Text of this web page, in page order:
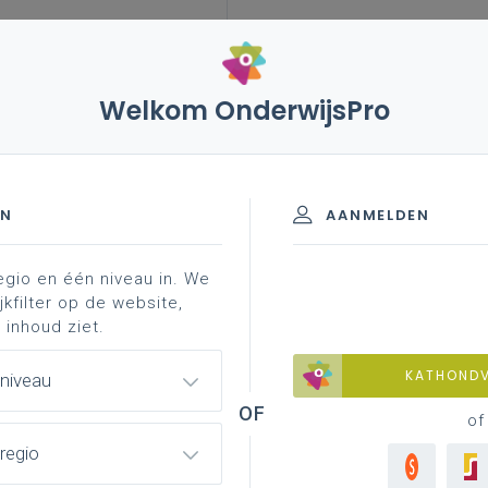
tegenover lgbtqi+-
op 17 mei (en de mediaberichten
en geweld aldaar vanonderwijsvakbond COC
plus de
Welkom OnderwijsPro
AANMELDEN
of
en één niveau in. We
op de website,
ziet.